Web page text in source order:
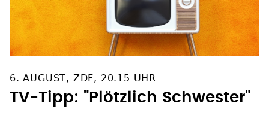
6. AUGUST, ZDF, 20.15 UHR
TV-Tipp: "Plötzlich Schwester"